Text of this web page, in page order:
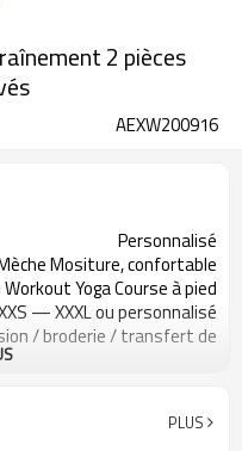
2 pièces
AEXW200916
Personnalisé
Mositure, confortable
Yoga Course à pied
— XXXL ou personnalisé
/ broderie / transfert de
Accueilli
PLUS